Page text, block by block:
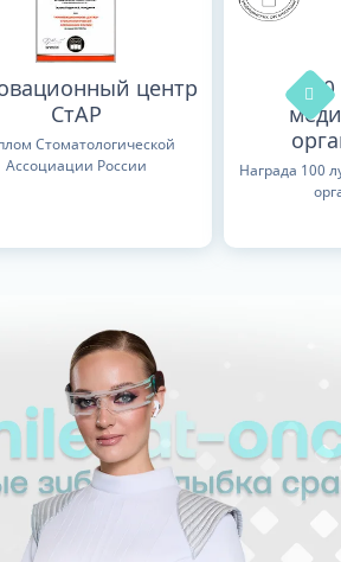
центр
СтАР
Стоматологической
Ассоциации России
Награда 100